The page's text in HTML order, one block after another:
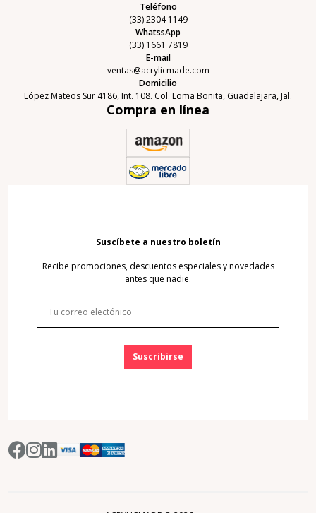
Teléfono
(33) 2304 1149
WhatssApp
(33) 1661 7819
E-mail
ventas@acrylicmade.com
Domicilio
López Mateos Sur 4186, Int. 108. Col. Loma Bonita, Guadalajara, Jal.
Compra en línea
Suscíbete a nuestro boletín
Recibe promociones, descuentos especiales y novedades
antes que nadie.
Suscribirse